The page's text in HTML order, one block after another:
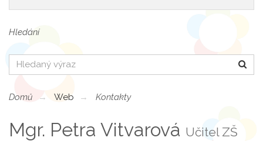
Hledání
Hledat
Domů Web Kontakty
Mgr. Petra Vitvarová Učitel ZŠ